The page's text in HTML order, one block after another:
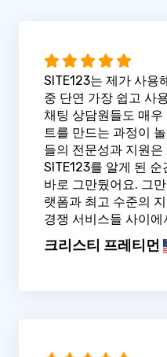
SITE123는 제가 사용
중 단연 가장 쉽고 사
채팅 상담원들도 매우
트를 만드는 과정이
들의 전문성과 지원
SITE123를 알게 된
바로 그만뒀어요. 그
랫폼과 최고 수준의
경쟁 서비스들 사이
크리스티 프레티먼